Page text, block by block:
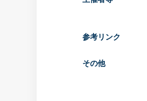
参考リンク
その他